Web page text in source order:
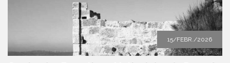
15/FEBR./2026